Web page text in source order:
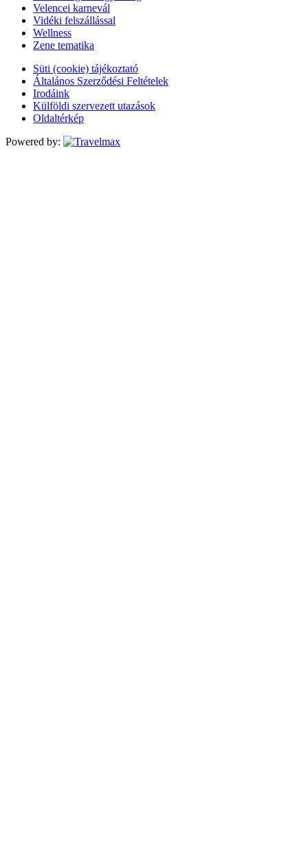
Velencei karnevál
Vidéki felszállással
Wellness
Zene tematika
Süti (cookie) tájékoztató
Általános Szerződési Feltételek
Irodáink
Külföldi szervezett utazások
Oldaltérkép
Powered by: